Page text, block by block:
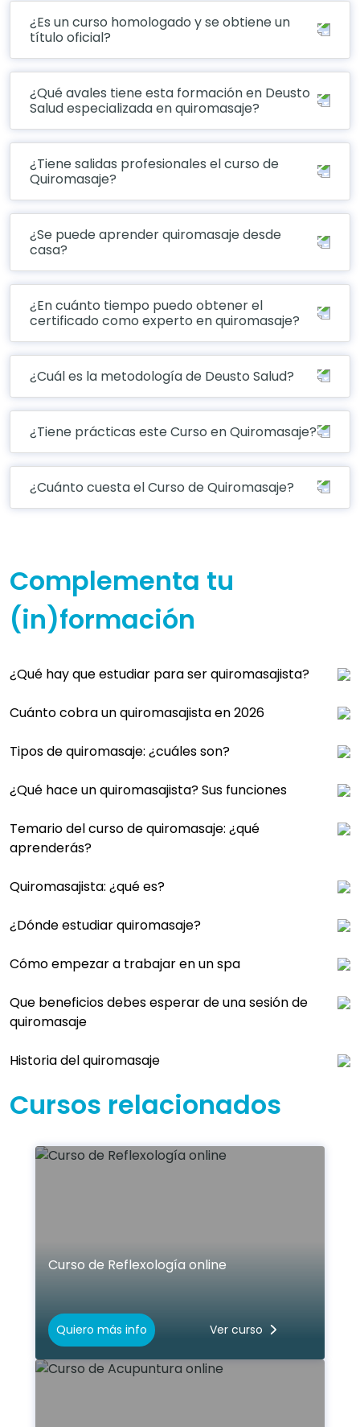
¿Es un curso homologado y se obtiene un
título oficial?
¿Qué avales tiene esta formación en Deusto
Salud especializada en quiromasaje?
¿Tiene salidas profesionales el curso de
Quiromasaje?
¿Se puede aprender quiromasaje desde
casa?
¿En cuánto tiempo puedo obtener el
certificado como experto en quiromasaje?
¿Cuál es la metodología de Deusto Salud?
¿Tiene prácticas este Curso en Quiromasaje?
¿Cuánto cuesta el Curso de Quiromasaje?
Complementa tu
(in)formación
¿Qué hay que estudiar para ser quiromasajista?
Cuánto cobra un quiromasajista en 2026
Tipos de quiromasaje: ¿cuáles son?
¿Qué hace un quiromasajista? Sus funciones
Temario del curso de quiromasaje: ¿qué
aprenderás?
Quiromasajista: ¿qué es?
¿Dónde estudiar quiromasaje?
Cómo empezar a trabajar en un spa
Que beneficios debes esperar de una sesión de
quiromasaje
Historia del quiromasaje
Cursos relacionados
Curso de Reflexología online
Quiero más info Ver curso